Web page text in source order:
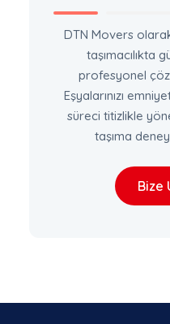
DTN Movers
taşımacılıkta
profesyonel
Eşyalarınızı
süreci titizlikle
taşıma
Bize